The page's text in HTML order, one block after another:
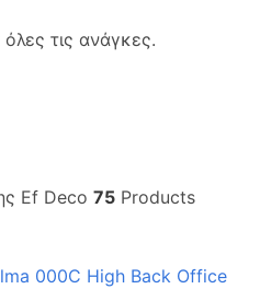
τις ανάγκες.
Ef Deco 75 Products